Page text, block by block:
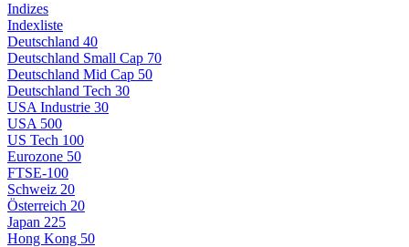
Indizes
Indexliste
Deutschland 40
Deutschland Small Cap 70
Deutschland Mid Cap 50
Deutschland Tech 30
USA Industrie 30
USA 500
US Tech 100
Eurozone 50
FTSE-100
Schweiz 20
Österreich 20
Japan 225
Hong Kong 50